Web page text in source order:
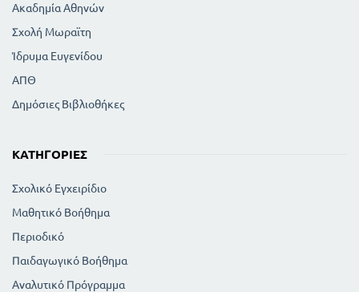
Ακαδημία Αθηνών
Σχολή Μωραϊτη
Ίδρυμα Ευγενίδου
ΑΠΘ
Δημόσιες Βιβλιοθήκες
ΚΑΤΗΓΟΡΊΕΣ
Σχολικό Εγχειρίδιο
Μαθητικό Βοήθημα
Περιοδικό
Παιδαγωγικό Βοήθημα
Αναλυτικό Πρόγραμμα